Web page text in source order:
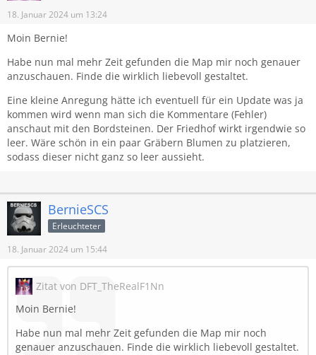
18. Januar 2024 um 13:24
Moin Bernie!
Habe nun mal mehr Zeit gefunden die Map mir noch genauer
anzuschauen. Finde die wirklich liebevoll gestaltet.
Eine kleine Anregung hätte ich eventuell für ein Update was ja
kommen wird wenn man sich die Kommentare (Fehler)
anschaut mit den Bordsteinen. Der Friedhof wirkt irgendwie so
leer. Wäre schön in ein paar Gräbern Blumen zu platzieren,
sodass dieser nicht ganz so leer aussieht.
BernieSCS
Erleuchteter
18. Januar 2024 um 15:44
Zitat von DFT_TheRealF1Nn
Moin Bernie!
Habe nun mal mehr Zeit gefunden die Map mir noch
genauer anzuschauen. Finde die wirklich liebevoll gestaltet.